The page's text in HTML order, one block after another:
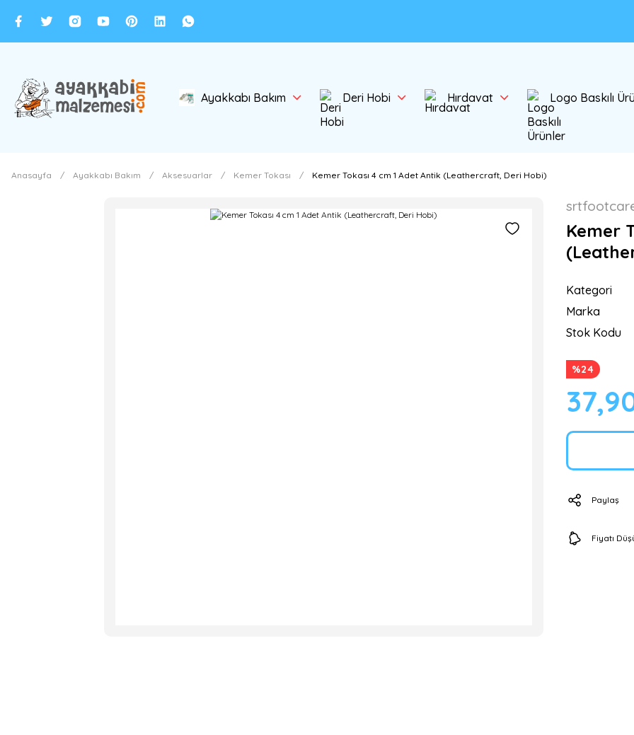
Ayakkabı Bakım Deri Hobi Hırdavat Logo Baskılı
Anasayfa Ayakkabı Bakım Aksesuarlar Kemer Tokası Kemer Tokası 4 cm 1 Adet Antik (Leathercraft, Deri Hobi)
Kemer
Kategori
Marka
Stok Kodu
%24
Paylaş
Fiyatı